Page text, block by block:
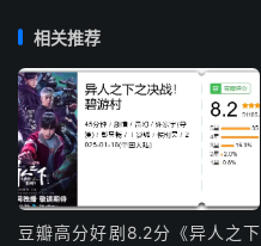
相关推荐
豆瓣高分好剧8.2分《异人之下